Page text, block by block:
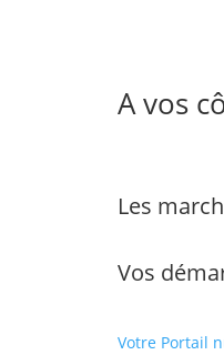
A vos
Les
Vos
Votre Portail